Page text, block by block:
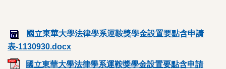
國立東華大學法律學系運鞍獎學金設置要點含申請
表-1130930.docx
國立東華大學法律學系運鞍獎學金設置要點含申請